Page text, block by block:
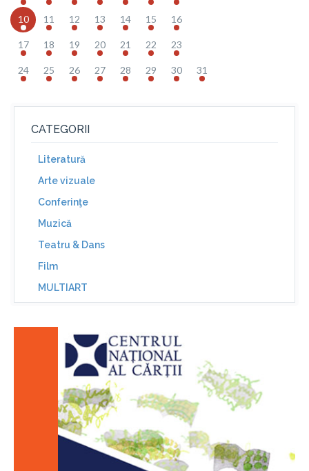
10 11 12 13 14 15 16
17 18 19 20 21 22 23
24 25 26 27 28 29 30 31
CATEGORII
Literatură
Arte vizuale
Conferinţe
Muzică
Teatru & Dans
Film
MULTIART